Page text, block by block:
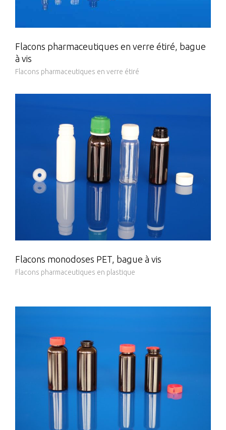
Flacons pharmaceutiques en verre étiré, bague
à vis
Flacons pharmaceutiques en verre étiré
Flacons monodoses PET, bague à vis
Flacons pharmaceutiques en plastique